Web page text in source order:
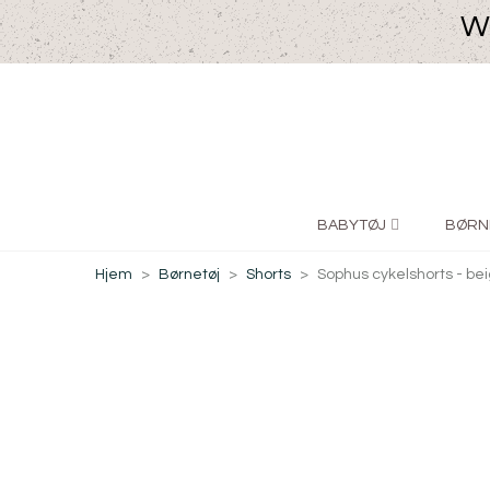
BABYTØJ
Hjem > Børnetøj > Shorts > Sophus cykelshorts -